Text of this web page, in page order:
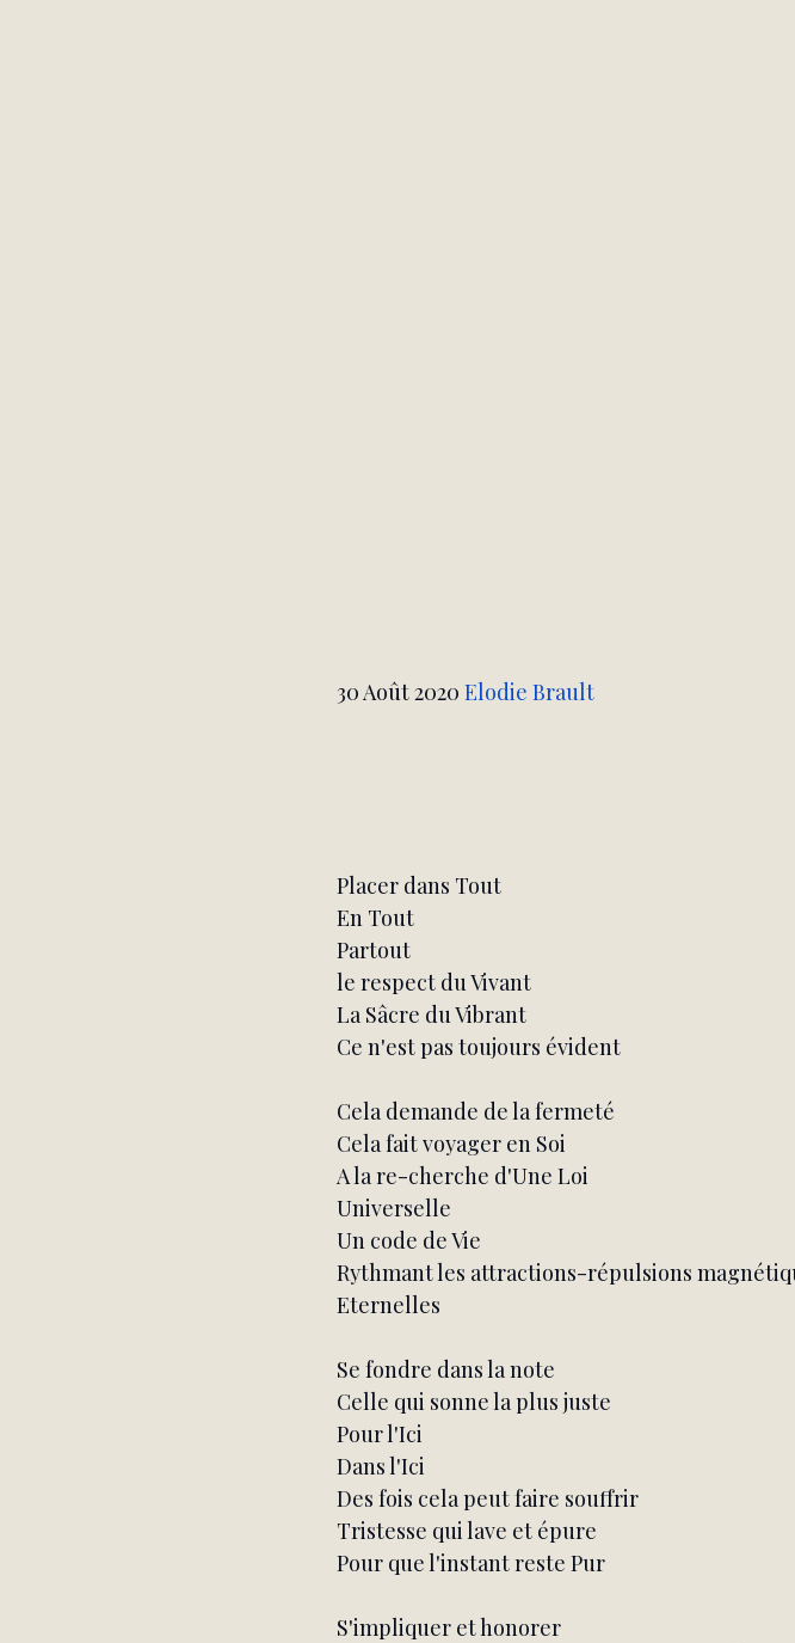
30 Août 2020 Elodie Brault
Placer dans Tout
En Tout
Partout
le respect du Vivant
La Sâcre du Vibrant
Ce n'est pas toujours évident
Cela demande de la fermeté
Cela fait voyager en Soi
A la re-cherche d'Une Loi
Universelle
Un code de Vie
Rythmant les attractions-répulsions
Eternelles
Se fondre dans la note
Celle qui sonne la plus juste
Pour l'Ici
Dans l'Ici
Des fois cela peut faire souffrir
Tristesse qui lave et épure
Pour que l'instant reste Pur
S'impliquer et honorer